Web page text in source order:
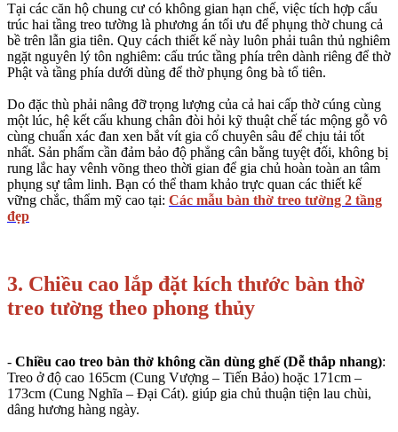
Tại các căn hộ chung cư có không gian hạn chế, việc tích hợp cấu
trúc hai tầng treo tường là phương án tối ưu để phụng thờ chung cả
bề trên lẫn gia tiên. Quy cách thiết kế này luôn phải tuân thủ nghiêm
ngặt nguyên lý tôn nghiêm: cấu trúc tầng phía trên dành riêng để thờ
Phật và tầng phía dưới dùng để thờ phụng ông bà tổ tiên.
Do đặc thù phải nâng đỡ trọng lượng của cả hai cấp thờ cúng cùng
một lúc, hệ kết cấu khung chân đòi hỏi kỹ thuật chế tác mộng gỗ vô
cùng chuẩn xác đan xen bắt vít gia cố chuyên sâu để chịu tải tốt
nhất. Sản phẩm cần đảm bảo độ phẳng cân bằng tuyệt đối, không bị
rung lắc hay vênh võng theo thời gian để gia chủ hoàn toàn an tâm
phụng sự tâm linh. Bạn có thể tham khảo trực quan các thiết kế
vững chắc, thẩm mỹ cao tại: Các mẫu bàn thờ treo tường 2 tầng
đẹp
3. Chiều cao lắp đặt kích thước bàn thờ
treo tường theo phong thủy
- Chiều cao treo bàn thờ không cần dùng ghế (Dễ thắp nhang):
Treo ở độ cao 165cm (Cung Vượng – Tiến Bảo) hoặc 171cm –
173cm (Cung Nghĩa – Đại Cát). giúp gia chủ thuận tiện lau chùi,
dâng hương hàng ngày.